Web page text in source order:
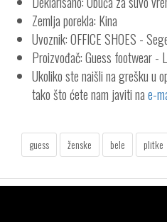
Zemlja porekla: Kina
Uvoznik: OFFICE SHOES -
Proizvođač: Guess footwear -
Ukoliko ste naišli na grešku u
tako što ćete nam javiti nae-
guess ženske bele plitke